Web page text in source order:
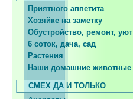
Приятного аппетита
Хозяйке на заметку
Обустройство, ремонт, уют
6 соток, дача, сад
Растения
Наши домашние животные
СМЕХ ДА И ТОЛЬКО